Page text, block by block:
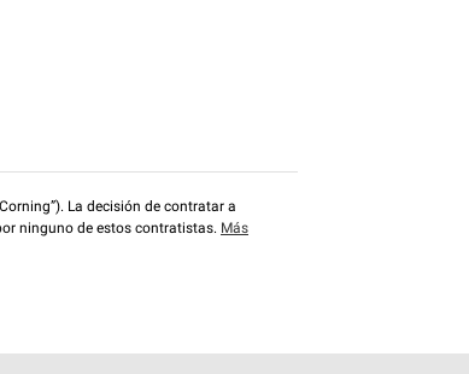
La decisión de contratar a
ninguno de estos contratistas. Más